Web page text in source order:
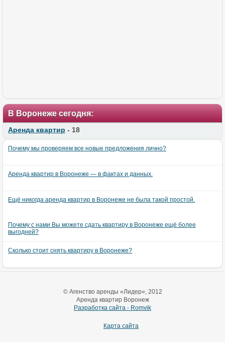
В Воронеже сегодня:
Аренда квартир - 18
Почему мы проверяем все новые предложения лично?
Аренда квартир в Воронеже — в фактах и данных.
Ещё никогда аренда квартир в Воронеже не была такой простой.
Почему с нами Вы можете сдать квартиру в Воронеже ещё более
выгодней?
Сколько стоит снять квартиру в Воронеже?
© Агенство аренды «Лидер», 2012
Аренда квартир Воронеж
Разработка сайта - Romvik
Карта сайта